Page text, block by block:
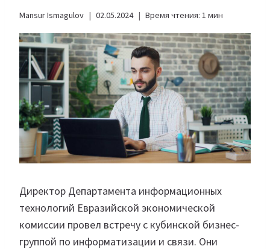
Mansur Ismagulov 02.05.2024 Время чтения: 1 мин
Директор Департамента информационных
технологий Евразийской экономической
комиссии провел встречу с кубинской бизнес-
группой по информатизации и связи. Они